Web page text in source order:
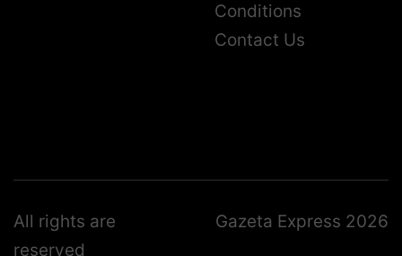
Conditions
Contact Us
All rights are
reserved
Gazeta Express 2026